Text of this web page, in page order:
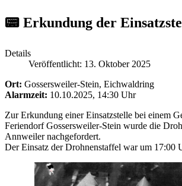
📟 Erkundung der
Details
Veröffentlicht: 13. Oktober 2025
Ort: Gossersweiler-Stein, Eichwaldring
Alarmzeit: 10.10.2025, 14:30 Uhr
Zur Erkundung einer Einsatzstelle bei einem
Feriendorf Gossersweiler-Stein wurde die
Annweiler nachgefordert.
Der Einsatz der Drohnenstaffel war um 17:00